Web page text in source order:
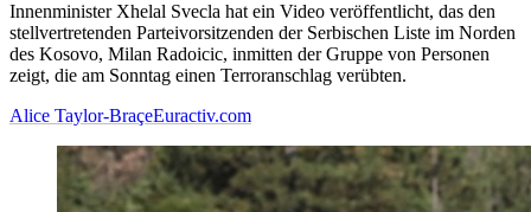
Innenminister Xhelal Svecla hat ein Video veröffentlicht, das den
stellvertretenden Parteivorsitzenden der Serbischen Liste im Norden
des Kosovo, Milan Radoicic, inmitten der Gruppe von Personen
zeigt, die am Sonntag einen Terroranschlag verübten.
Alice Taylor-BraçeEuractiv.com